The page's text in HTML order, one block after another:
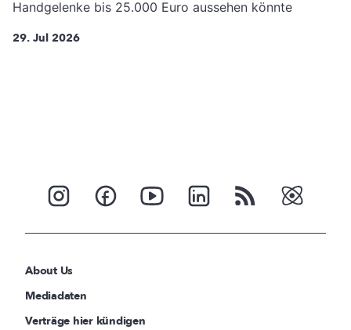
Handgelenke bis 25.000 Euro aussehen könnte
29. Jul 2026
About Us
Mediadaten
Verträge hier kündigen